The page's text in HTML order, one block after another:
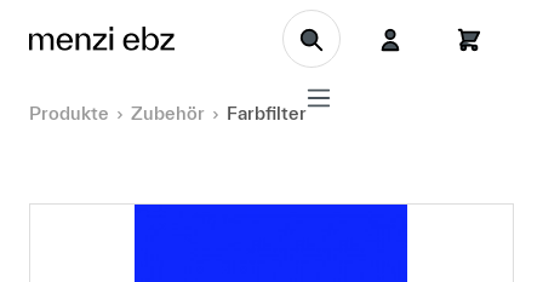
Zum Hauptinhalt springen
Produkte Zubehör Farbfilter